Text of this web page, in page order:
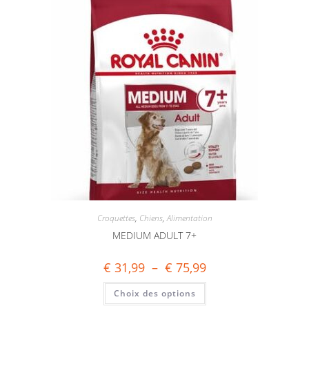
Croquettes, Chiens,Alimentation
MEDIUM ADULT 7+
€ 31,99 – € 75,99
Choix des options